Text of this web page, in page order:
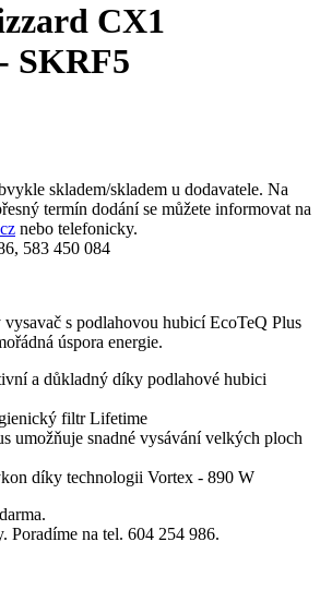
CX1
SKRF5
skladem/skladem u dodavatele. Na
termín dodání se můžete informovat na
nebo telefonicky.
583 450 084
s podlahovou hubicí EcoTeQ Plus
úspora energie.
a důkladný díky podlahové hubici
filtr Lifetime
umožňuje snadné vysávání velkých ploch
díky technologii Vortex - 890 W
Poradíme na tel. 604 254 986.